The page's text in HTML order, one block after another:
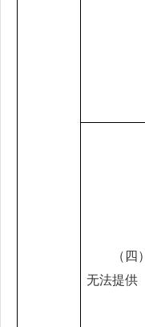
（四）
无法提供